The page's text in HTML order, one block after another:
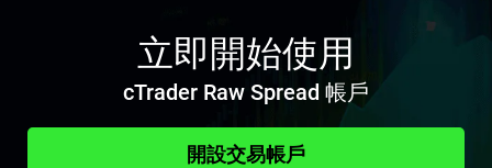
立即開始使用
cTrader Raw Spread 帳戶
開設交易帳戶